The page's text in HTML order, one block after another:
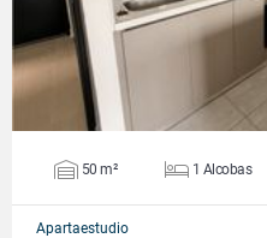
50 m² 1 Alcobas
Apartaestudio